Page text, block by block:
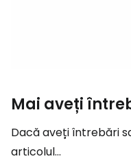
Mai aveți
Dacă aveți întrebări
articolul...